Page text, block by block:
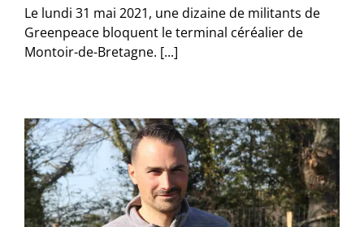
Le lundi 31 mai 2021, une dizaine de militants de
Greenpeace bloquent le terminal céréalier de
Montoir-de-Bretagne. [...]